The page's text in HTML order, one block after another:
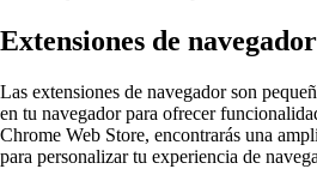
Extensiones de navegador
Las extensiones de navegador son
en tu navegador para ofrecer
Chrome Web Store, encontrarás una
para personalizar tu experiencia de